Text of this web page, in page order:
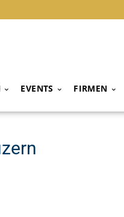
EVENTS FIRMEN